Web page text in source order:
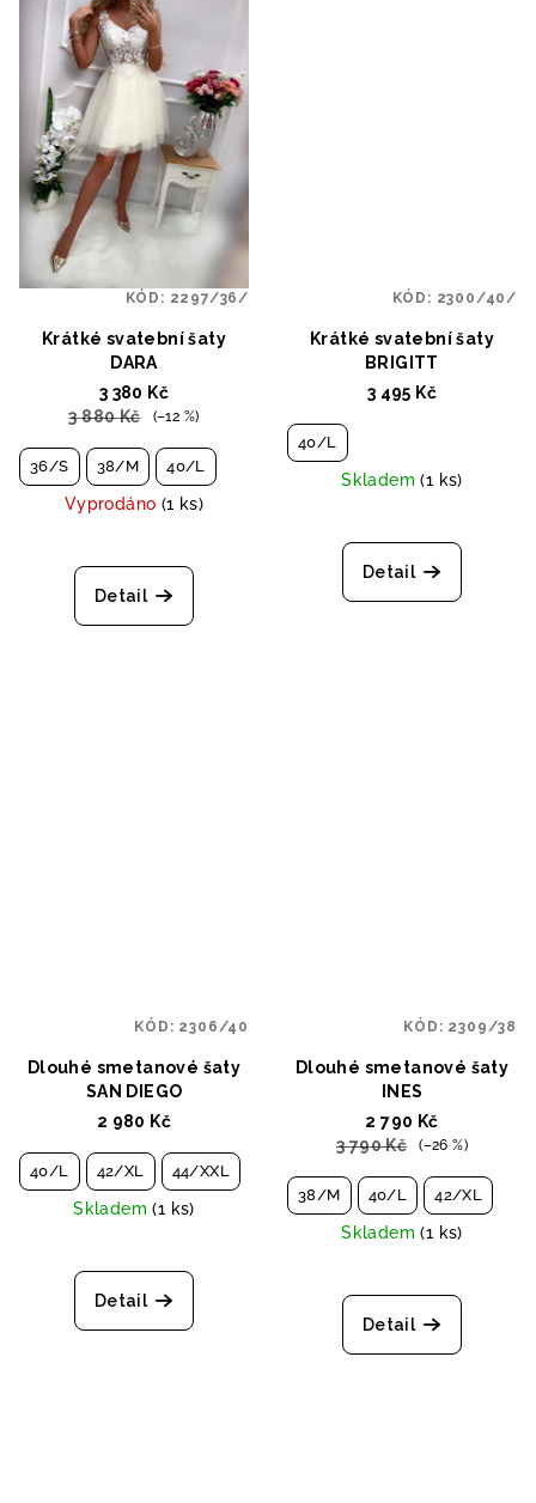
Krátké svatební šaty
DARA
3 380 Kč
3 880 Kč
(–12 %)
36/S 38/M 40/L
Vyprodáno (1 ks)
Detail
KÓD: 2297/36/
Krátké svatební šaty
BRIGITT
3 495 Kč
40/L
Skladem(1 ks)
Detail
KÓD: 2300/40/
Dlouhé smetanové šaty
SAN DIEGO
2 980 Kč
40/L 42/XL 44/XXL
Skladem(1 ks)
Detail
KÓD: 2306/40
Dlouhé smetanové šaty
INES
2 790 Kč
3 790 Kč
(–26 %)
38/M 40/L 42/XL
Skladem(1 ks)
Detail
KÓD: 2309/38